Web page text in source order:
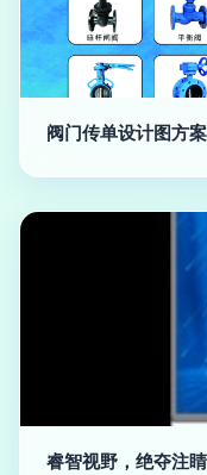
阀门传单设计图方
睿智视野，绝夺注